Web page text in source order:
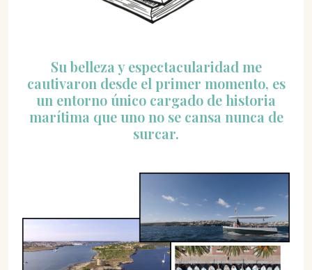
Su belleza y espectacularidad me
cautivaron desde el primer momento, es
un entorno único cargado de historia
marítima que uno no se cansa nunca de
surcar.